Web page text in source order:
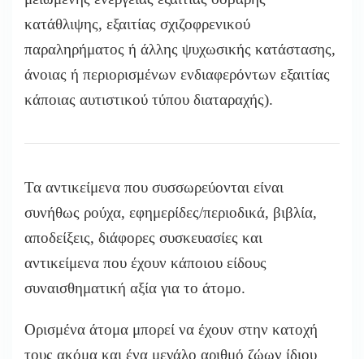
κατάθλιψης, εξαιτίας σχιζοφρενικού
παραληρήματος ή άλλης ψυχωσικής κατάστασης,
άνοιας ή περιορισμένων ενδιαφερόντων εξαιτίας
κάποιας αυτιστικού τύπου διαταραχής).
Τα αντικείμενα που συσσωρεύονται είναι
συνήθως ρούχα, εφημερίδες/περιοδικά, βιβλία,
αποδείξεις, διάφορες συσκευασίες και
αντικείμενα που έχουν κάποιου είδους
συναισθηματική αξία για το άτομο.
Ορισμένα άτομα μπορεί να έχουν στην κατοχή
τους ακόμα και ένα μεγάλο αριθμό ζώων ίδιου